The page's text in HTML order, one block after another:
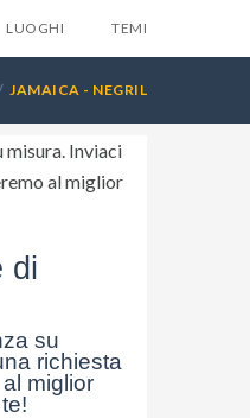
LUOGHI TEMI
JAMAICA - NEGRIL
di
su
richiesta
miglior